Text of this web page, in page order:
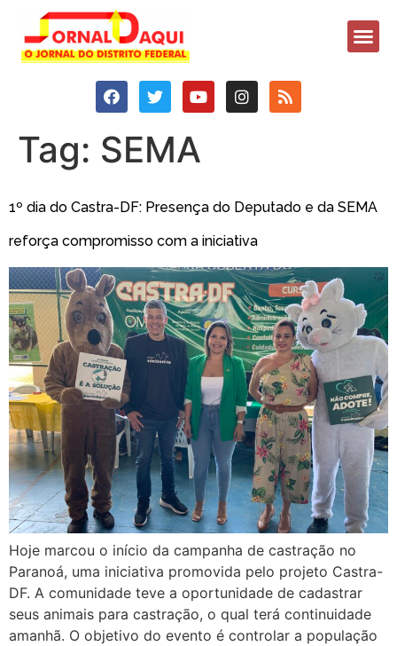
Tag: SEMA
1º dia do Castra-DF: Presença do Deputado e da SEMA
reforça compromisso com a iniciativa
Hoje marcou o início da campanha de castração no
Paranoá, uma iniciativa promovida pelo projeto Castra-
DF. A comunidade teve a oportunidade de cadastrar
seus animais para castração, o qual terá continuidade
amanhã. O objetivo do evento é controlar a população